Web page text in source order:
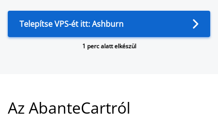
Telepítse VPS-ét itt: Ashburn
1 perc alatt elkészül
Az AbanteCartról